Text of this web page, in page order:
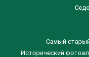
Самый
Исторический